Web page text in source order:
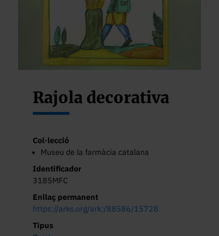
Rajola decorativa
Col·lecció
Museu de la farmàcia catalana
Identificador
3185MFC
Enllaç permanent
https://arks.org/ark:/88586/15728
Tipus